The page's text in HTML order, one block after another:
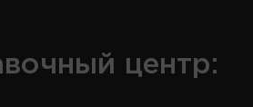
центр: